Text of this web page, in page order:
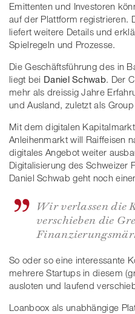
Emittenten und Investoren
auf der Plattform registrieren.
liefert weitere Details und
Spielregeln und Prozesse.
Die Geschäftsführung des in
liegt bei Daniel Schwab. Der
mehr als dreissig Jahre
und Ausland, zuletzt als
Mit dem digitalen
Anleihenmarkt will Raiffeisen
digitales Angebot weiter
Digitalisierung des Schweizer
Daniel Schwab geht noch
Wir verlassen die
verschieben die
So oder so eine interessante
mehrere Startups in diesem
ausloten und laufend
Loanboox als unabhängige